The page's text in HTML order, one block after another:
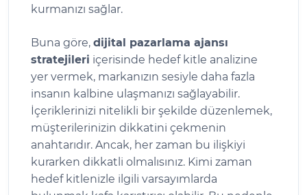
kurmanızı sağlar.
Buna göre, dijital pazarlama ajansı
stratejileri içerisinde hedef kitle analizine
yer vermek, markanızın sesiyle daha fazla
insanın kalbine ulaşmanızı sağlayabilir.
İçeriklerinizi nitelikli bir şekilde düzenlemek,
müşterilerinizin dikkatini çekmenin
anahtarıdır. Ancak, her zaman bu ilişkiyi
kurarken dikkatli olmalısınız. Kimi zaman
hedef kitlenizle ilgili varsayımlarda